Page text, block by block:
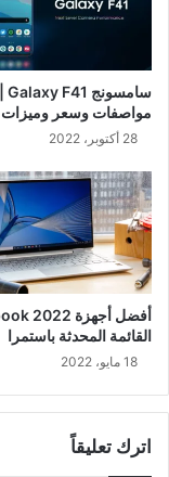
مواصفات وسعر وميزات
28 أكتوبر، 2022
القائمة المحدثة باستمرا
18 مايو، 2022
اترك تعليقاً